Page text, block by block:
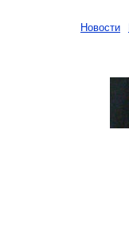
Новости